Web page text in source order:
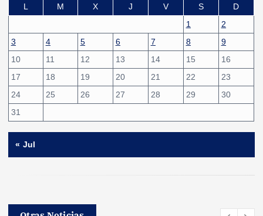
i
n
a
c
i
ó
L
M X J V S
D
1
2
3
4 5 6 7 8
9
10
11 12 13 14 15
16
17
18 19 20 21 22
23
24
25 26 27 28 29
30
31
« Jul